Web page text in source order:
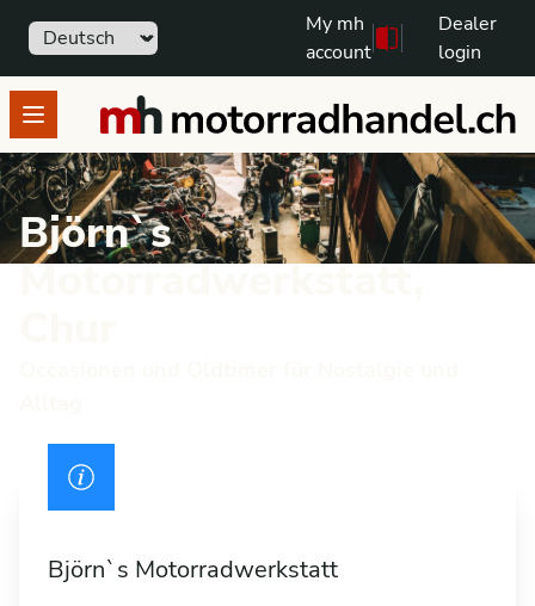
Sprache
Free text search
My mh
account
Dealer
login
Open menumotorradhandel.ch
Björn`s
Motorradwerkstatt,
Drivers licence
Björn`s Motorradwerkstatt